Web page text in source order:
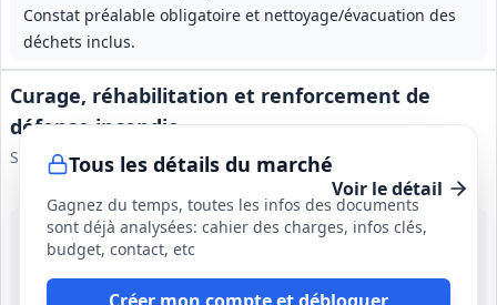
Constat préalable obligatoire et nettoyage/évacuation des
déchets inclus.
Tous les détails du marché
Gagnez du temps, toutes les infos des documents
sont déjà analysées: cahier des charges, infos clés,
budget, contact, etc
Curage, réhabilitation et renforcement de
défense incendie
SITCOM Côte Sud des Landes
Voir le détail
14 août 2026
Messanges (40)
30 mois (à partir du 15/09/2026)